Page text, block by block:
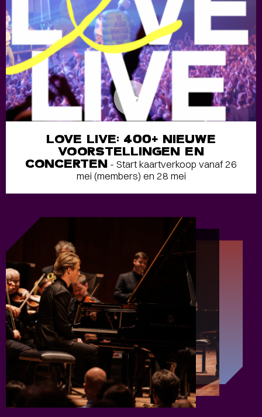
LOVE LIVE: 400+ NIEUWE
VOORSTELLINGEN EN
CONCERTEN - Start kaartverkoop vanaf 26
mei (members) en 28 mei